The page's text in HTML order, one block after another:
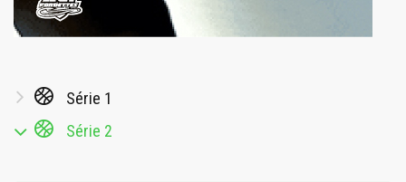
Série 1
Série 2